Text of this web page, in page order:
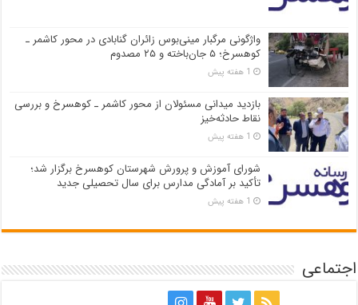
واژگونی مرگبار مینی‌بوس زائران گنابادی در محور کاشمر ـ
کوهسرخ؛ ۵ جان‌باخته و ۲۵ مصدوم
1 هفته پیش
بازدید میدانی مسئولان از محور کاشمر ـ کوهسرخ و بررسی
نقاط حادثه‌خیز
1 هفته پیش
شورای آموزش و پرورش شهرستان کوهسرخ برگزار شد؛
تأکید بر آمادگی مدارس برای سال تحصیلی جدید
1 هفته پیش
اجتماعی